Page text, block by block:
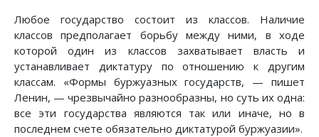
Любое государство состоит из классов. Наличие
классов предполагает борьбу между ними, в ходе
которой один из классов захватывает власть и
устанавливает диктатуру по отношению к другим
классам. «Формы буржуазных государств, — пишет
Ленин, — чрезвычайно разнообразны, но суть их одна:
все эти государства являются так или иначе, но в
последнем счете обязательно диктатурой буржуазии».